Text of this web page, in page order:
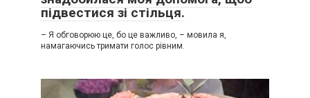
підвестися зі стільця.
– Я обговорюю це, бо це важливо, – мовила я,
намагаючись тримати голос рівним.